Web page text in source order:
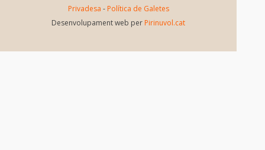
Privadesa - Política de Galetes
Desenvolupament web per Pirinuvol.cat